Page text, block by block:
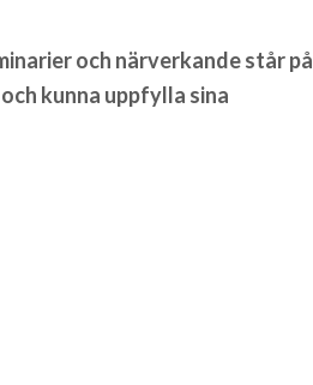
och närverkande står på
kunna uppfylla sina